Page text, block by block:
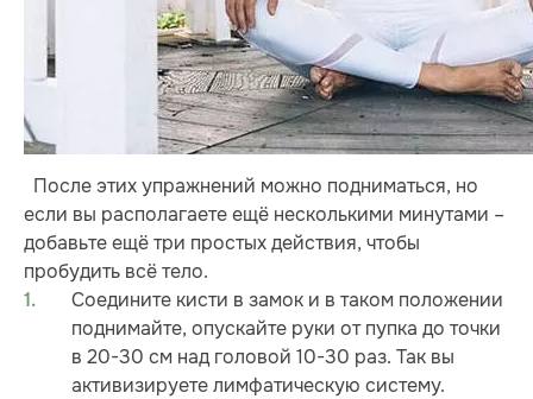
После этих упражнений можно подниматься, но
если вы располагаете ещё несколькими минутами –
добавьте ещё три простых действия, чтобы
пробудить всё тело.
Соедините кисти в замок и в таком положении
поднимайте, опускайте руки от пупка до точки
в 20-30 см над головой 10-30 раз. Так вы
активизируете лимфатическую систему.